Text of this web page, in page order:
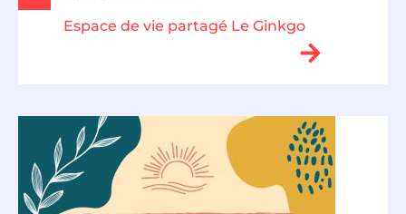
Espace de vie partagé Le Ginkgo